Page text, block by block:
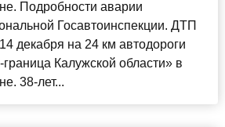
Подробности аварии
Госавтоинспекции. ДТП
декабря на 24 км автодороги
Калужской области» в
38-лет...